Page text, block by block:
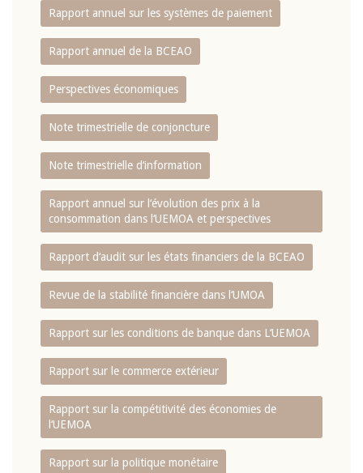
Rapport annuel sur les systèmes de paiement
Rapport annuel de la BCEAO
Perspectives économiques
Note trimestrielle de conjoncture
Note trimestrielle d‘information
Rapport annuel sur l‘évolution des prix à la
consommation dans l‘UEMOA et perspectives
Rapport d‘audit sur les états financiers de la BCEAO
Revue de la stabilité financière dans l‘UMOA
Rapport sur les conditions de banque dans L‘UEMOA
Rapport sur le commerce extérieur
Rapport sur la compétitivité des économies de
l‘UEMOA
Rapport sur la politique monétaire